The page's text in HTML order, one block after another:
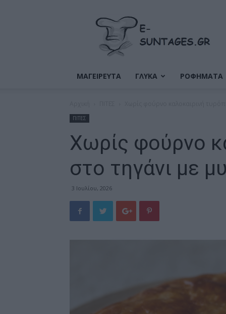
Ε-
Συνταγές
ΜΑΓΕΙΡΕΥΤΑ ΓΛΥΚΑ ΡΟΦΗΜΑΤΑ
ΠΙΤΕΣ
Χωρίς φούρνο
στο τηγάνι με
3 Ιουλίου, 2026